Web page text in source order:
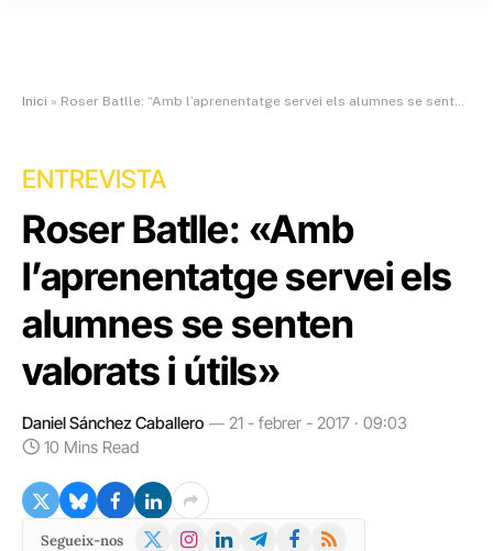
Inici » Roser Batlle: “Amb l’aprenentatge servei els alumnes se senten valorats i útils”
ENTREVISTA
Roser Batlle: «Amb
l’aprenentatge servei els
alumnes se senten
valorats i útils»
Daniel Sánchez Caballero
21 - febrer - 2017 · 09:03
10 Mins Read
Segueix-nos
X
Instagram
LinkedInTelegramFacebook
RSS